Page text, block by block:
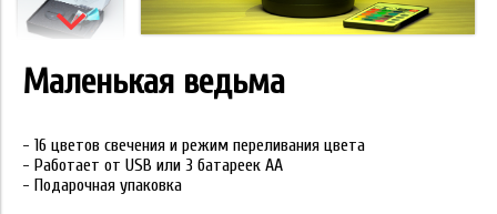
Маленькая ведьма
- 16 цветов свечения и режим переливания цвета
- Работает от USB или 3 батареек АА
- Подарочная упаковка